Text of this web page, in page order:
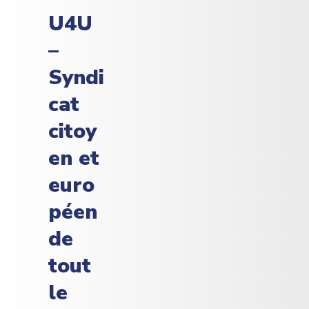
U4U
–
Syndi
cat
citoy
en et
euro
péen
de
tout
le